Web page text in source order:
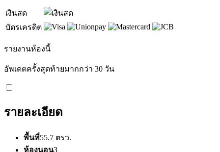
เงินสด
บัตรเครดิต
รายงานห้องนี้
อัพเดตครั้งสุดท้ายมากกว่า 30 วัน
รายละเอียด
พื้นที่55.7 ตรว.
ห้องนอน3